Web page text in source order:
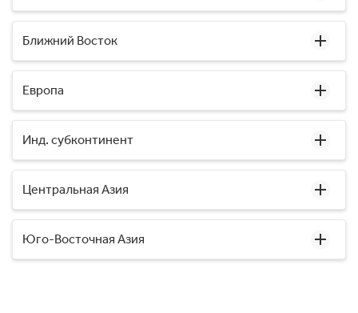
Ближний Восток
Европа
Инд. субконтинент
Центральная Азия
Юго-Восточная Азия